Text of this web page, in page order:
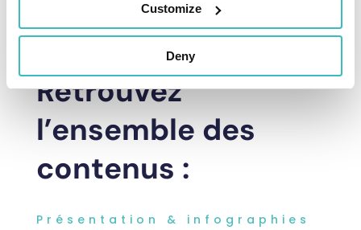
Customize
Deny
Retrouvez
l’ensemble des
contenus :
Présentation & infographies